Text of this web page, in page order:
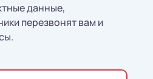
данные,
перезвонят вам и